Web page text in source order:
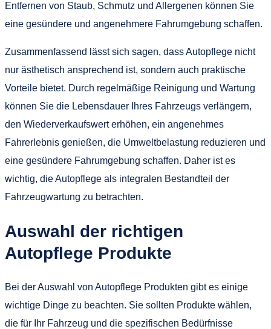
Entfernen von Staub, Schmutz und Allergenen können Sie
eine gesündere und angenehmere Fahrumgebung schaffen.
Zusammenfassend lässt sich sagen, dass Autopflege nicht
nur ästhetisch ansprechend ist, sondern auch praktische
Vorteile bietet. Durch regelmäßige Reinigung und Wartung
können Sie die Lebensdauer Ihres Fahrzeugs verlängern,
den Wiederverkaufswert erhöhen, ein angenehmes
Fahrerlebnis genießen, die Umweltbelastung reduzieren und
eine gesündere Fahrumgebung schaffen. Daher ist es
wichtig, die Autopflege als integralen Bestandteil der
Fahrzeugwartung zu betrachten.
Auswahl der richtigen
Autopflege Produkte
Bei der Auswahl von Autopflege Produkten gibt es einige
wichtige Dinge zu beachten. Sie sollten Produkte wählen,
die für Ihr Fahrzeug und die spezifischen Bedürfnisse